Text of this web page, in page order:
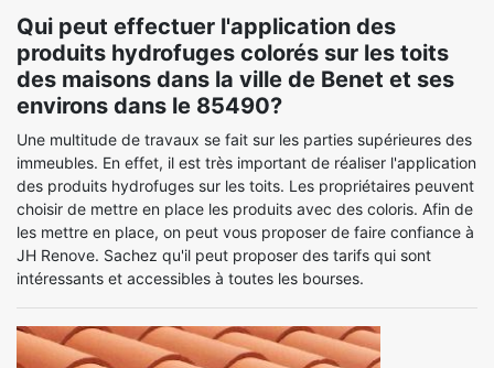
Qui peut effectuer l'application des
produits hydrofuges colorés sur les toits
des maisons dans la ville de Benet et ses
environs dans le 85490?
Une multitude de travaux se fait sur les parties supérieures des
immeubles. En effet, il est très important de réaliser l'application
des produits hydrofuges sur les toits. Les propriétaires peuvent
choisir de mettre en place les produits avec des coloris. Afin de
les mettre en place, on peut vous proposer de faire confiance à
JH Renove. Sachez qu'il peut proposer des tarifs qui sont
intéressants et accessibles à toutes les bourses.